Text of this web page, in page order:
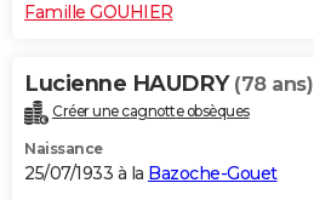
Famille GOUHIER
Lucienne HAUDRY (78 ans)
Créer une cagnotte obsèques
Naissance
25/07/1933 à la Bazoche-Gouet